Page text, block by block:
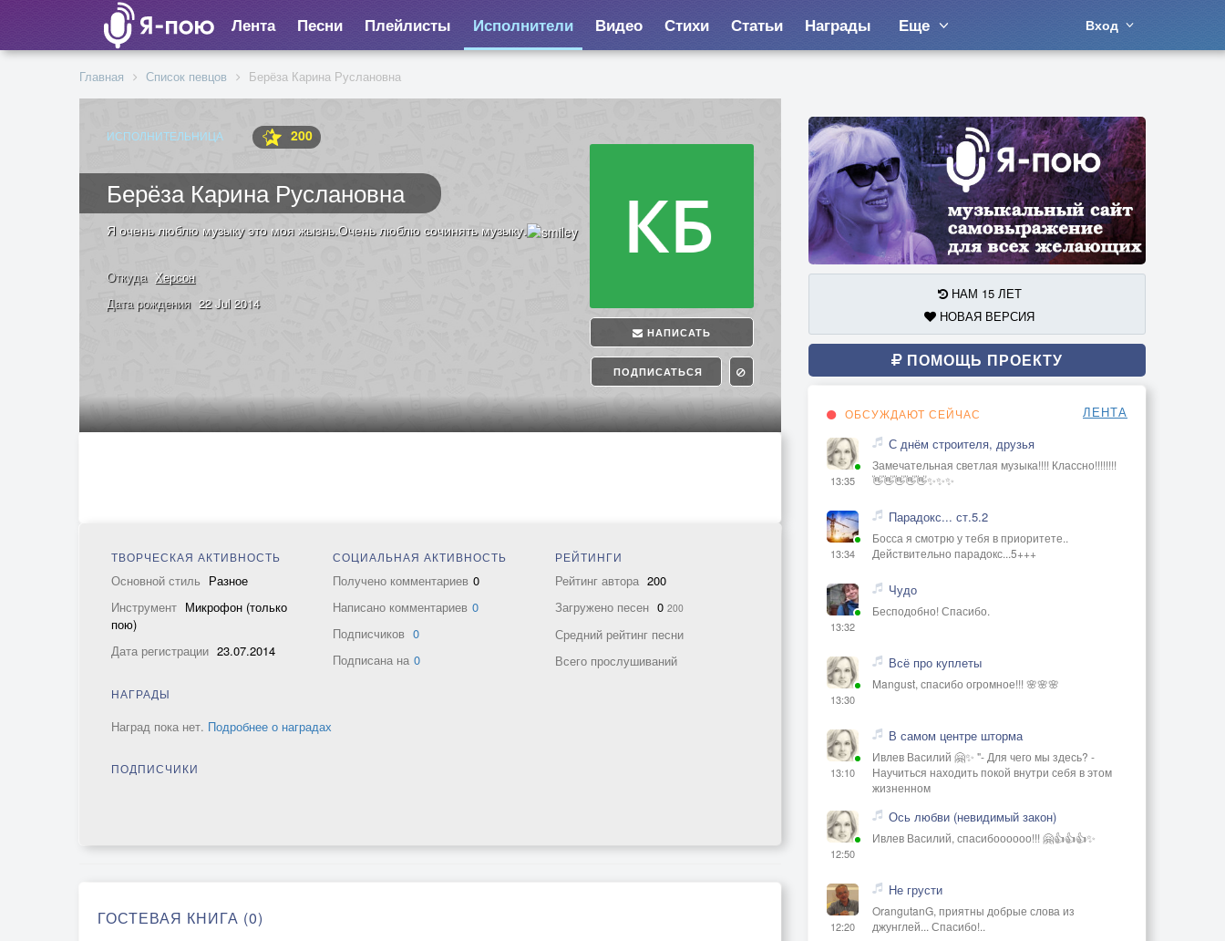
Лента Песни Плейлисты Исполнители Видео Стихи Статьи Награды Еще Вход
Главная Список певцов Берёза Карина Руслановна
ИСПОЛНИТЕЛЬНИЦА 200
Берёза Карина Руслановна
НАПИСАТЬ
ПОДПИСАТЬСЯ
Я очень люблю музыку это моя жызнь.Очень люблю сочинять музыку.
Откуда Херсон
Дата рождения 22 Jul 2014
ТВОРЧЕСКАЯ АКТИВНОСТЬ
Основной стиль Разное
Инструмент Микрофон (только
пою)
Дата регистрации 23.07.2014
СОЦИАЛЬНАЯ АКТИВНОСТЬ
Получено комментариев 0
Написано комментариев 0
Подписчиков 0
Подписана на 0
РЕЙТИНГИ
Рейтинг автора 200
Загружено песен 0 200
Средний рейтинг песни
Всего прослушиваний
НАГРАДЫ
Наград пока нет. Подробнее о наградах
ПОДПИСЧИКИ
ГОСТЕВАЯ КНИГА (0)
НАМ 15 ЛЕТ
НОВАЯ ВЕРСИЯ
ПОМОЩЬ ПРОЕКТУ
ОБСУЖДАЮТ СЕЙЧАС ЛЕНТА
13:35
С днём строителя, друзья
Замечательная светлая музыка!!!! Классно!!!!!!!!
👋👋👋👋👋✨✨✨
13:34
Парадокс... ст.5.2
Босса я смотрю у тебя в приоритете..
Действительно парадокс...5+++
13:32
Чудо
Бесподобно! Спасибо.
13:30
Всё про куплеты
Mangust, спасибо огромное!!! 🌸🌸🌸
13:10
В самом центре шторма
Ивлев Василий 🤗✨ "- Для чего мы здесь? -
Научиться находить покой внутри себя в этом
жизненном
12:50
Ось любви (невидимый закон)
Ивлев Василий, спасибоооооо!!! 🤗👍👍👍✨
12:20
Не грусти
OrangutanG, приятны добрые слова из
джунглей... Спасибо!..